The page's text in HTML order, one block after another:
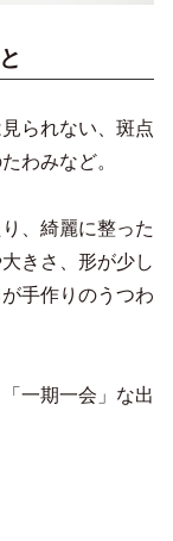
られない、斑点
わみなど。
、綺麗に整った
きさ、形が少し
手作りのうつわ
一期一会」な出